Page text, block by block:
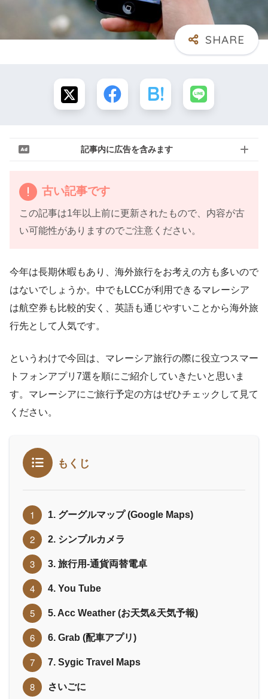
記事内に広告を含みます
古い記事です
この記事は1年以上前に更新されたもので、内容が古
い可能性がありますのでご注意ください。
今年は長期休暇もあり、海外旅行をお考えの方も多いので
はないでしょうか。中でもLCCが利用できるマレーシア
は航空券も比較的安く、英語も通じやすいことから海外旅
行先として人気です。
というわけで今回は、マレーシア旅行の際に役立つスマー
トフォンアプリ7選を順にご紹介していきたいと思いま
す。マレーシアにご旅行予定の方はぜひチェックして見て
ください。
もくじ
1. グーグルマップ (Google Maps)
2. シンプルカメラ
3. 旅行用-通貨両替電卓
4. You Tube
5. Acc Weather (お天気&天気予報)
6. Grab (配車アプリ)
7. Sygic Travel Maps
さいごに